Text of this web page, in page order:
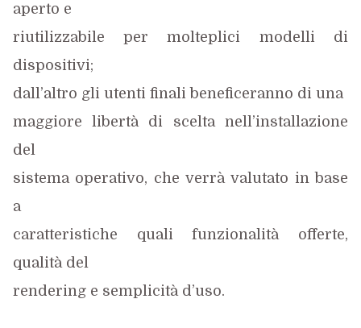
aperto e
riutilizzabile per molteplici modelli di
dispositivi;
dall’altro gli utenti finali beneficeranno di una
maggiore libertà di scelta nell’installazione
del
sistema operativo, che verrà valutato in base
a
caratteristiche quali funzionalità offerte,
qualità del
rendering e semplicità d’uso.